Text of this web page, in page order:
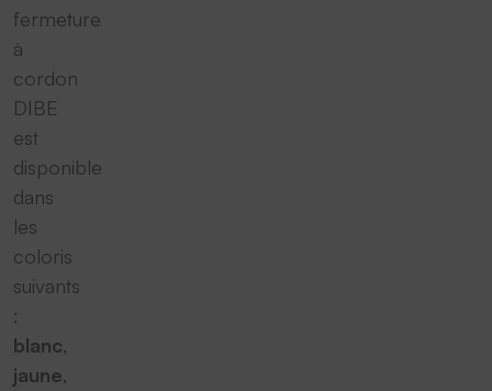
fermeture
à
cordon
DIBE
est
disponible
dans
les
coloris
suivants
:
blanc,
jaune,